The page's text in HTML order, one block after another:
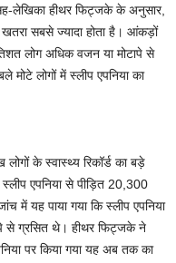
लेखिका हीथर फिट्जके के अनुसार,
खतरा सबसे ज्यादा होता है। आंकड़ों
लोग अधिक वजन या मोटापे से
मोटे लोगों में स्लीप एपनिया का
के स्वास्थ्य रिकॉर्ड का बड़े
एपनिया से पीड़ित 20,300
में यह पाया गया कि स्लीप एपनिया
से ग्रसित थे। हीथर फिट्जके ने
पर किया गया यह अब तक का